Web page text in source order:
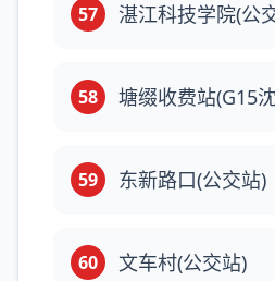
57 湛江科技学院(公
58 塘缀收费站(G15
59 东新路口(公交站)
60 文车村(公交站)